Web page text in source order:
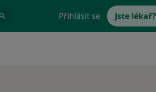
Přihlásit se Jste lékař?